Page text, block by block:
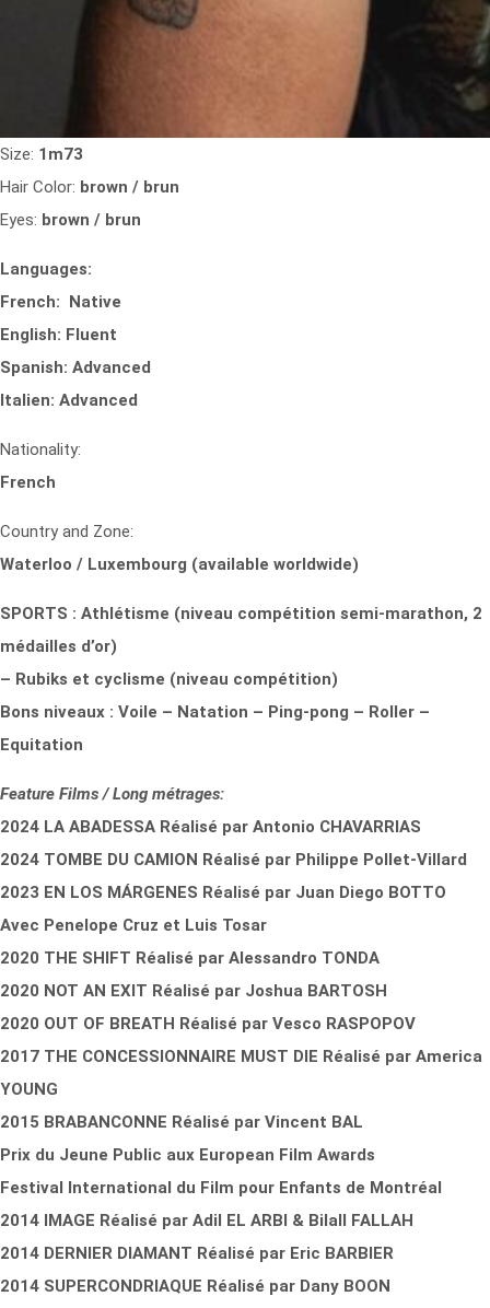
Size: 1m73
Hair Color: brown / brun
Eyes: brown / brun
Languages:
French: Native
English: Fluent
Spanish: Advanced
Italien: Advanced
Nationality:
French
Country and Zone:
Waterloo / Luxembourg (available worldwide)
SPORTS : Athlétisme (niveau compétition semi-marathon, 2
médailles d’or)
– Rubiks et cyclisme (niveau compétition)
Bons niveaux : Voile – Natation – Ping-pong – Roller –
Equitation
Feature Films / Long métrages:
2024 LA ABADESSA Réalisé par Antonio CHAVARRIAS
2024 TOMBE DU CAMION Réalisé par Philippe Pollet-Villard
2023 EN LOS MÁRGENES Réalisé par Juan Diego BOTTO
Avec Penelope Cruz et Luis Tosar
2020 THE SHIFT Réalisé par Alessandro TONDA
2020 NOT AN EXIT Réalisé par Joshua BARTOSH
2020 OUT OF BREATH Réalisé par Vesco RASPOPOV
2017 THE CONCESSIONNAIRE MUST DIE Réalisé par America
YOUNG
2015 BRABANCONNE Réalisé par Vincent BAL
Prix du Jeune Public aux European Film Awards
Festival International du Film pour Enfants de Montréal
2014 IMAGE Réalisé par Adil EL ARBI & Bilall FALLAH
2014 DERNIER DIAMANT Réalisé par Eric BARBIER
2014 SUPERCONDRIAQUE Réalisé par Dany BOON